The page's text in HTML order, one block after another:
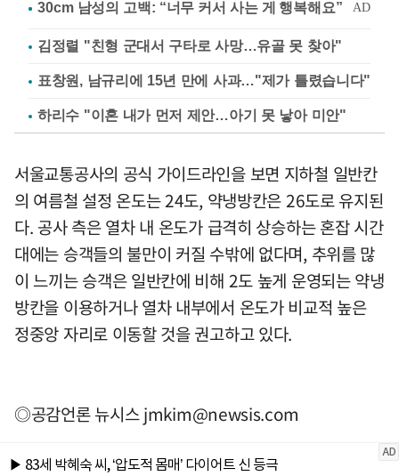
김정렬 "친형 군대서 구타로 사망…유골 못 찾아"
표창원, 남규리에 15년 만에 사과…"제가 틀렸습니다"
하리수 "이혼 내가 먼저 제안…아기 못 낳아 미안"
서울교통공사의 공식 가이드라인을 보면 지하철 일반칸
의 여름철 설정 온도는 24도, 약냉방칸은 26도로 유지된
다. 공사 측은 열차 내 온도가 급격히 상승하는 혼잡 시간
대에는 승객들의 불만이 커질 수밖에 없다며, 추위를 많
이 느끼는 승객은 일반칸에 비해 2도 높게 운영되는 약냉
방칸을 이용하거나 열차 내부에서 온도가 비교적 높은
정중앙 자리로 이동할 것을 권고하고 있다.
◎공감언론 뉴시스jmkim@newsis.com